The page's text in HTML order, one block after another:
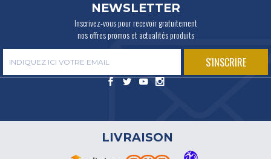
NEWSLETTER
Inscrivez-vous pour recevoir gratuitement
nos offres promos et actualités produits
LIVRAISON